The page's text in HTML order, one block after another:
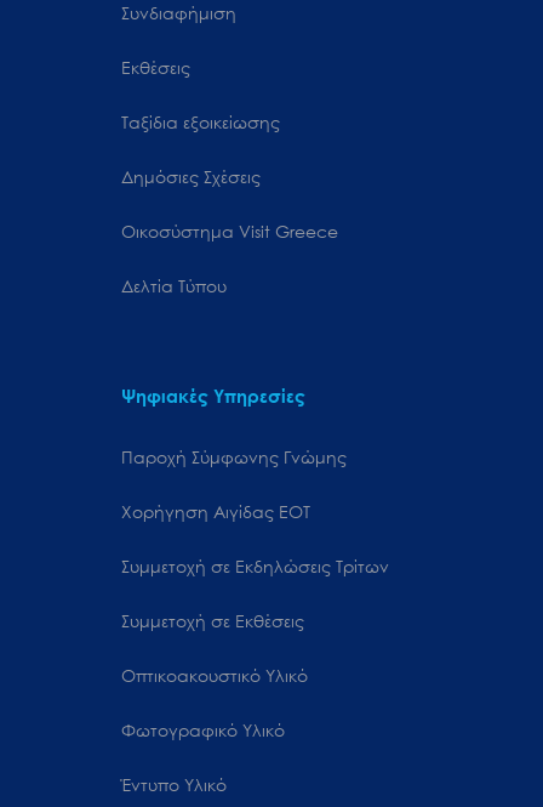
Συνδιαφήμιση
Εκθέσεις
Ταξίδια εξοικείωσης
Δημόσιες Σχέσεις
Oικοσύστημα Visit Greece
Δελτία Τύπου
Ψηφιακές Υπηρεσίες
Παροχή Σύμφωνης Γνώμης
Χορήγηση Αιγίδας ΕΟΤ
Συμμετοχή σε Εκδηλώσεις Τρίτων
Συμμετοχή σε Εκθέσεις
Οπτικοακουστικό Υλικό
Φωτογραφικό Υλικό
Έντυπο Υλικό